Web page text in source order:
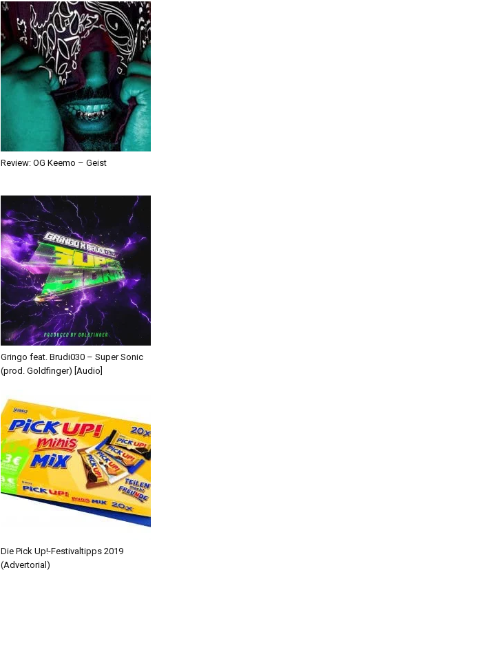
Review: OG Keemo – Geist
Gringo feat. Brudi030 – Super Sonic
(prod. Goldfinger) [Audio]
Die Pick Up!-Festivaltipps 2019
(Advertorial)